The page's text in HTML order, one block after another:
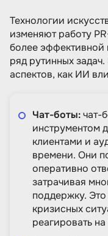
Технологии
изменяют работу
более эффективной
ряд рутинных
аспектов, как ИИ
Чат-боты:чат-
инструментом
клиентами и
времени. Они
оперативно
затрачивая
поддержку.
кризисных
реагировать